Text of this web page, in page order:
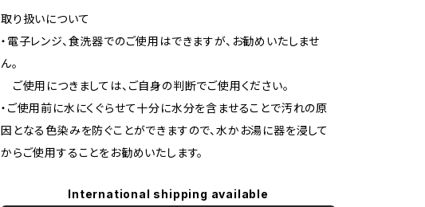
取り扱いについて
・電子レンジ、食洗器でのご使用はできますが、お勧めいたしませ
ん。
ご使用につきましては、ご自身の判断でご使用ください。
・ご使用前に水にくぐらせて十分に水分を含ませることで汚れの原
因となる色染みを防ぐことができますので、水かお湯に器を浸して
からご使用することをお勧めいたします。
International shipping available